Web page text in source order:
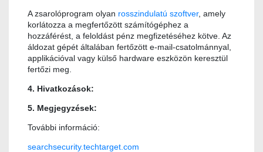
A zsarolóprogram olyan rosszindulatú szoftver, amely
korlátozza a megfertőzött számítógéphez a
hozzáférést, a feloldást pénz megfizetéséhez kötve. Az
áldozat gépét általában fertőzött e-mail-csatolmánnyal,
applikációval vagy külső hardware eszközön keresztül
fertőzi meg.
4. Hivatkozások:
5. Megjegyzések:
További információ:
searchsecurity.techtarget.com